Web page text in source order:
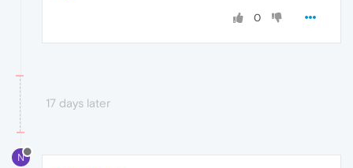
0
17 days later
N